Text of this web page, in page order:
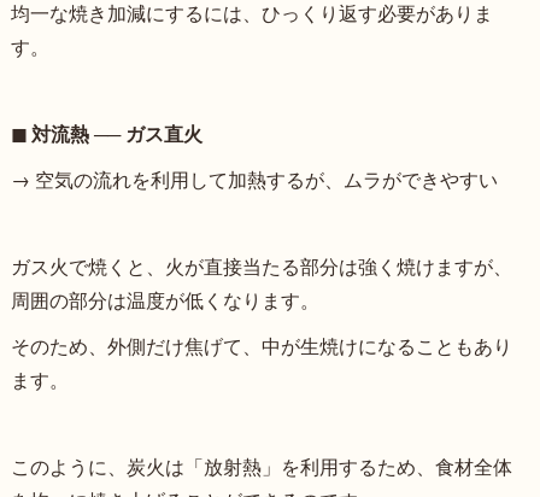
均一な焼き加減にするには、ひっくり返す必要がありま
す。
◼︎ 対流熱 ── ガス直火
→ 空気の流れを利用して加熱するが、ムラができやすい
ガス火で焼くと、火が直接当たる部分は強く焼けますが、
周囲の部分は温度が低くなります。
そのため、外側だけ焦げて、中が生焼けになることもあり
ます。
このように、炭火は「放射熱」を利用するため、食材全体